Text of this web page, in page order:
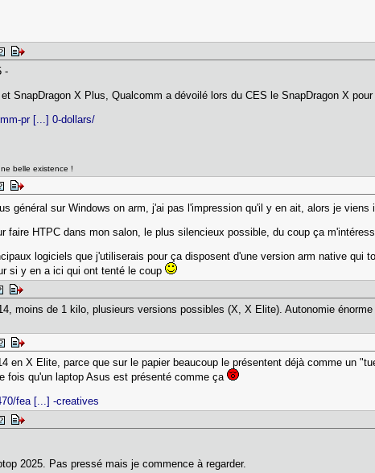
-
SnapDragon X Plus, Qualcomm a dévoilé lors du CES le SnapDragon X
pr [...] 0-dollars/
belle existence !
général sur Windows on arm, j'ai pas l'impression qu'il y en ait, alors je
faire HTPC dans mon salon, le plus silencieux possible, du coup ça
logiciels que j'utiliserais pour ça disposent d'une version arm native qui
si y en a ici qui ont tenté le coup
moins de 1 kilo, plusieurs versions possibles (X, X Elite). Autonomie énorme
en X Elite, parce que sur le papier beaucoup le présentent déjà comme un
fois qu'un laptop Asus est présenté comme ça
fea [...] -creatives
2025. Pas pressé mais je commence à regarder.